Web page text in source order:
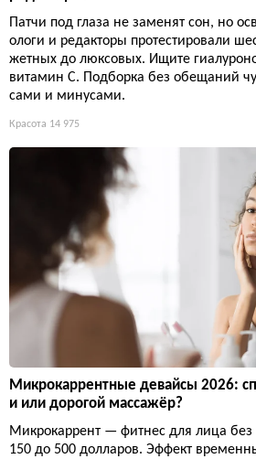
Патчи под глаза не заменят сон, но
ологи и редакторы протестировали
жетных до люксовых. Ищите
витамин С. Подборка без обещаний
сами и минусами.
Красота 14 975
Микрокаррентные девайсы 2026:
и или дорогой массажёр?
Микрокаррент — фитнес для лица без
150 до 500 долларов. Эффект